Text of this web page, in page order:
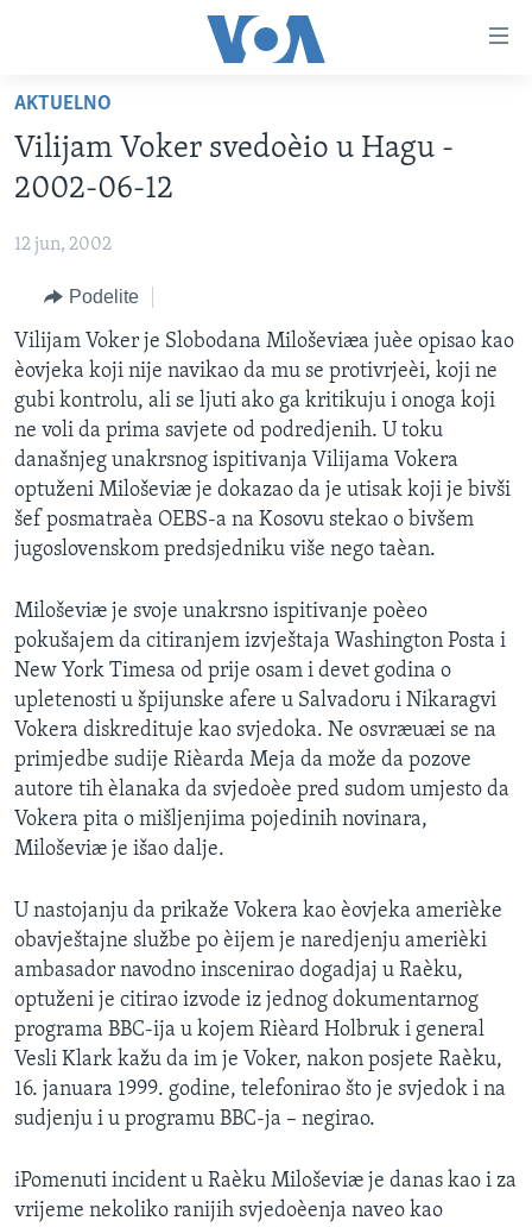
glavni
sadržaj
Idi
na
glavnu
navigaciju
pretragu
NASLOVNA
RUBRIKE
BALKAN
GLOBALNE TEME
EKONOMIJA
NAUKA I TEHNOLOGIJA
MEDICINA
KULTURA
DRUŠTVO
SPORT
INTERVJU
OTVORENI STUDIO
IZ AMERIKE
PRATITE NAS
Jezici
AKTUELNO
Vilijam Voker svedoèio u Hagu -
2002-06-12
12 jun, 2002
Podelite
Vilijam Voker je Slobodana Miloševiæa juèe opisao kao
èovjeka koji nije navikao da mu se protivrjeèi, koji ne
gubi kontrolu, ali se ljuti ako ga kritikuju i onoga koji
ne voli da prima savjete od podredjenih. U toku
današnjeg unakrsnog ispitivanja Vilijama Vokera
optuženi Miloševiæ je dokazao da je utisak koji je bivši
šef posmatraèa OEBS-a na Kosovu stekao o bivšem
jugoslovenskom predsjedniku više nego taèan.
Miloševiæ je svoje unakrsno ispitivanje poèeo
pokušajem da citiranjem izvještaja Washington Posta i
New York Timesa od prije osam i devet godina o
upletenosti u špijunske afere u Salvadoru i Nikaragvi
Vokera diskredituje kao svjedoka. Ne osvræuæi se na
primjedbe sudije Rièarda Meja da može da pozove
autore tih èlanaka da svjedoèe pred sudom umjesto da
Vokera pita o mišljenjima pojedinih novinara,
Miloševiæ je išao dalje.
U nastojanju da prikaže Vokera kao èovjeka amerièke
obavještajne službe po èijem je naredjenju amerièki
ambasador navodno inscenirao dogadjaj u Raèku,
optuženi je citirao izvode iz jednog dokumentarnog
programa BBC-ija u kojem Rièard Holbruk i general
Vesli Klark kažu da im je Voker, nakon posjete Raèku,
16. januara 1999. godine, telefonirao što je svjedok i na
sudjenju i u programu BBC-ja – negirao.
iPomenuti incident u Raèku Miloševiæ je danas kao i za
vrijeme nekoliko ranijih svjedoèenja naveo kao